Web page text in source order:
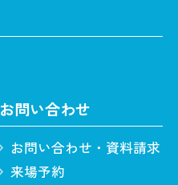
お問い合わせ
お問い合わせ・資料請求
来場予約